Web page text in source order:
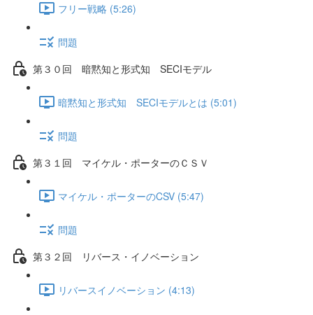
フリー戦略 (5:26)
問題
第３０回 暗黙知と形式知 SECIモデル
暗黙知と形式知 SECIモデルとは (5:01)
問題
第３１回 マイケル・ポーターのＣＳＶ
マイケル・ポーターのCSV (5:47)
問題
第３２回 リバース・イノベーション
リバースイノベーション (4:13)